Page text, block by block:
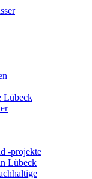
Lübeck
-projekte
Lübeck